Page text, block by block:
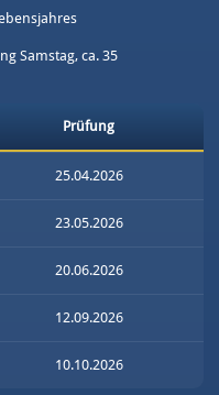
Samstag, ca. 35
Prüfung
25.04.2026
23.05.2026
20.06.2026
12.09.2026
10.10.2026